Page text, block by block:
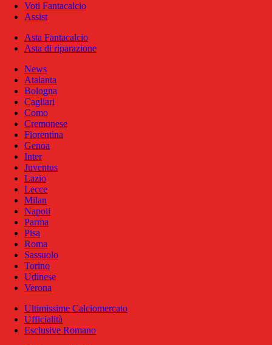
Voti Fantacalcio
Assist
Asta Fantacalcio
Asta di riparazione
News
Atalanta
Bologna
Cagliari
Como
Cremonese
Fiorentina
Genoa
Inter
Juventus
Lazio
Lecce
Milan
Napoli
Parma
Pisa
Roma
Sassuolo
Torino
Udinese
Verona
Ultimissime Calciomercato
Ufficialità
Esclusive Romano